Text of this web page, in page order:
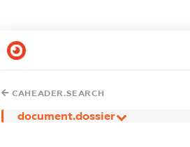
CAHEADER.SEARCH
document.dossier